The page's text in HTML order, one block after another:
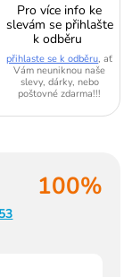
Pro více info ke
slevám se přihlašte
k odběru
přihlaste se k odběru, ať
Vám neuniknou naše
slevy, dárky, nebo
poštovné zdarma!!!
100%